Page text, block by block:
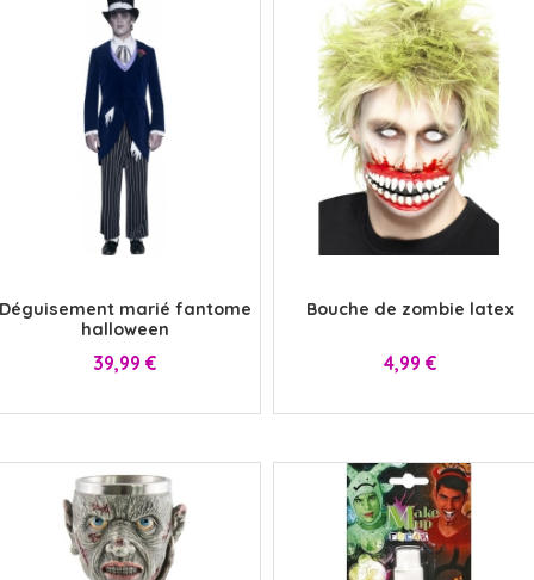
marié fantome
halloween
Prix
39,99 €
Bouche de zombie latex
Prix
4,99 €